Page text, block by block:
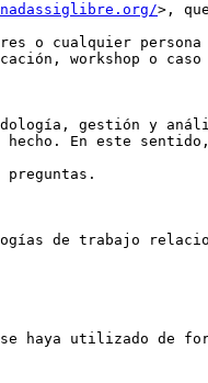
>,
o cualquier
workshop o caso
gestión y
En este
preguntas.
de trabajo
haya utilizado de